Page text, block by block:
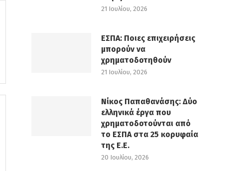
21 Ιουλίου, 2026
ΕΣΠΑ: Ποιες επιχειρήσεις
μπορούν να
χρηματοδοτηθούν
21 Ιουλίου, 2026
Νίκος Παπαθανάσης: Δύο
ελληνικά έργα που
χρηματοδοτούνται από
το ΕΣΠΑ στα 25 κορυφαία
της Ε.Ε.
20 Ιουλίου, 2026